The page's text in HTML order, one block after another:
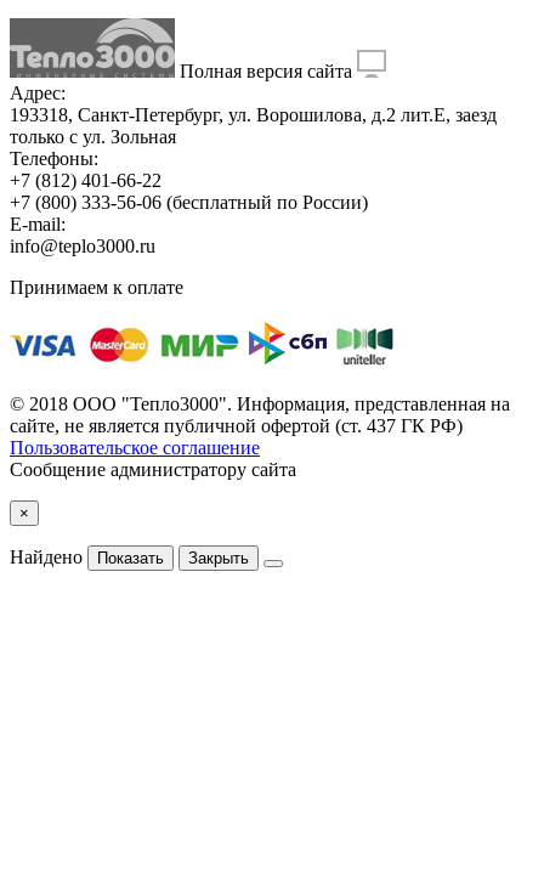
Полная версия сайта
Адрес:
193318, Санкт-Петербург, ул. Ворошилова, д.2 лит.Е, заезд
только с ул. Зольная
Телефоны:
+7 (812) 401-66-22
+7 (800) 333-56-06 (бесплатный по России)
E-mail:
info@teplo3000.ru
Принимаем к оплате
© 2018 ООО "Тепло3000". Информация, представленная на
сайте, не является публичной офертой (ст. 437 ГК РФ)
Пользовательское соглашение
Сообщение администратору сайта
×
Найдено Показать Закрыть